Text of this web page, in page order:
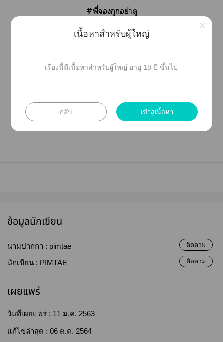
#พี่กุกอย่าดุ
@pimtae_95
ข้อมูลนักเขียน
นามปากกา : pimtae ติดตาม
นักเขียน : PIMTAE ติดตาม
เผยแพร่
วันที่เผยแพร่ : 11 ม.ค. 2563
แก้ไขล่าสุด : 06 ต.ค. 2564
เนื้อหาสำหรับผู้ใหญ่
เรื่องนี้มีเนื้อหาสำหรับผู้ใหญ่ อายุ 18 ปี ขึ้นไป
กลับ เข้าสู่เนื้อหา
×